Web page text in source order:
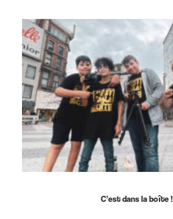
C’est dans la boîte !